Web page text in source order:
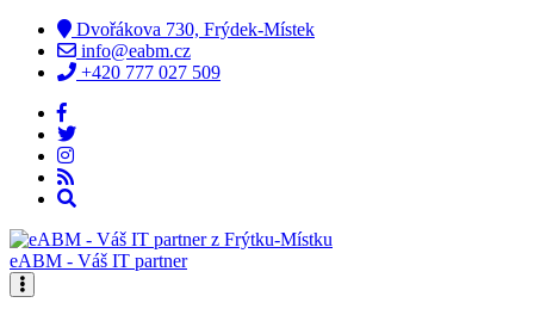
Dvořákova 730, Frýdek-Místek
info@eabm.cz
+420 777 027 509
eABM - Váš IT partner